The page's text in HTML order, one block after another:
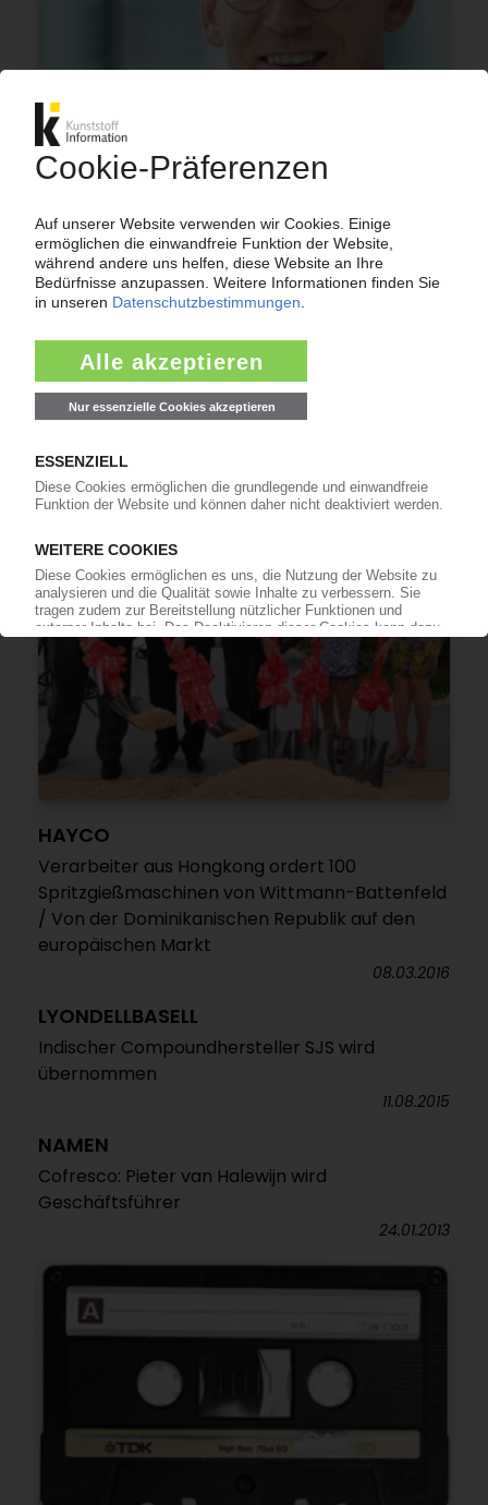
PHILIPS
Niederländer ziehen Produktion aus
Großbritannien ab
23.01.2019
EREMA
Hersteller von Kunststoffrecycling-Anlagen
erzielt Rekordumsatz
HAYCO
Verarbeiter aus Hongkong ordert 100
Spritzgießmaschinen von Wittmann-Battenfeld
/ Von der Dominikanischen Republik auf den
europäischen Markt
08.03.2016
LYONDELLBASELL
Indischer Compoundhersteller SJS wird
übernommen
11.08.2015
NAMEN
Cofresco: Pieter van Halewijn wird
Geschäftsführer
24.01.2013